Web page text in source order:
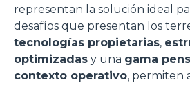
representan la solución ideal
desafíos que presentan los
tecnologías propietarias,
optimizadas y una gama
contexto operativo, permiten